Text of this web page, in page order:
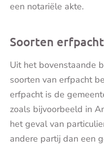
een notariële akte.
Soorten erfpacht
Uit het bovenstaande
soorten van erfpacht
erfpacht is de
zoals bijvoorbeeld in
het geval van
andere partij dan een